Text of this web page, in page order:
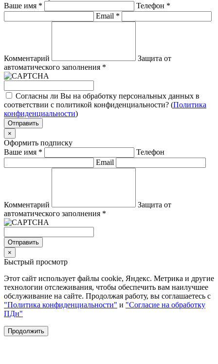
Ваше имя * Телефон *
Email *
Комментарий
Защита от
автоматического заполнения *
Согласны ли Вы на обработку персональных данных в
соответствии с политикой конфиденциальности? (Политика
конфиденциальности)
Отправить
×
Оформить подписку
Ваше имя *
Телефон
Email
Комментарий
Защита от
автоматического заполнения *
Отправить
×
Быстрый просмотр
Этот сайт использует файлы cookie, Яндекс. Метрика и другие
технологии отслеживания, чтобы обеспечить вам наилучшее
обслуживание на сайте. Продолжая работу, вы соглашаетесь с
"Политика конфиденциальности" и "Согласие на обработку
ПДн"
Продолжить